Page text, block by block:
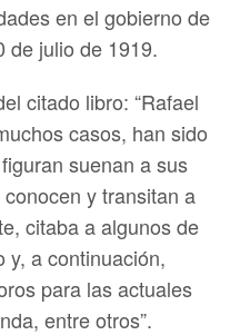
en el gobierno de
de julio de 1919.
citado libro: “Rafael
casos, han sido
suenan a sus
y transitan a
citaba a algunos de
y, a continuación,
para las actuales
entre otros”.